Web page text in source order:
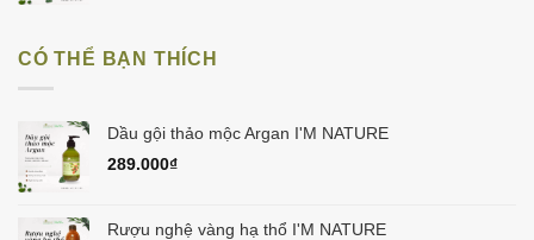
CÓ THỂ BẠN THÍCH
Dầu gội thảo mộc Argan I'M NATURE
289.000₫
Rượu nghệ vàng hạ thổ I'M NATURE